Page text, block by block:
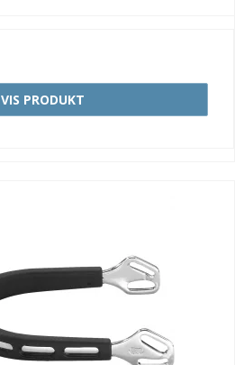
VIS PRODUKT